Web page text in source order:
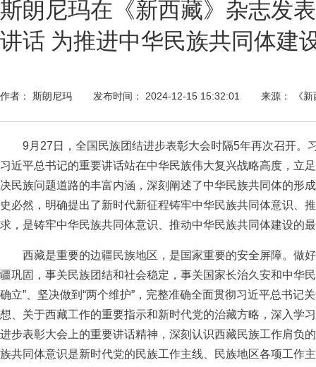
斯朗尼玛在《新西藏》杂志发
讲话 为推进中华民族共同体建
作者： 斯朗尼玛 发布时间： 2024-12-15 15:32:01 来源： 《新
9月27日，全国民族团结进步表彰大会时隔5年再次召开。
习近平总书记的重要讲话站在中华民族伟大复兴战略高度，立
决民族问题道路的丰富内涵，深刻阐述了中华民族共同体的形
史必然，明确提出了新时代新征程铸牢中华民族共同体意识、
求，是铸牢中华民族共同体意识、推动中华民族共同体建设的
西藏是重要的边疆民族地区，是国家重要的安全屏障。做
疆巩固，事关民族团结和社会稳定，事关国家长治久安和中华
确立”、坚决做到“两个维护”，完整准确全面贯彻习近平总书记
想、关于西藏工作的重要指示和新时代党的治藏方略，深入学
进步表彰大会上的重要讲话精神，深刻认识西藏民族工作肩负
族共同体意识是新时代党的民族工作主线、民族地区各项工作